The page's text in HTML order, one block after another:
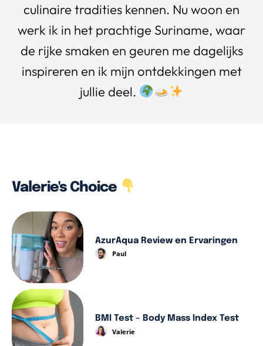
culinaire tradities kennen. Nu woon en
werk ik in het prachtige Suriname, waar
de rijke smaken en geuren me dagelijks
inspireren en ik mijn ontdekkingen met
jullie deel.
Valerie's Choice
AzurAqua Review en Ervaringen
Paul
BMI Test – Body Mass Index Test
Valerie